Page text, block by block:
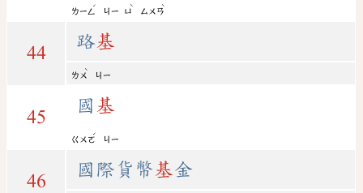
ㄌㄧㄥ
ˊ
ㄐㄧ ㄩ
ˋ
ㄙㄨㄢ
ˋ
44
路基
ㄌㄨ
ˋ
ㄐㄧ
45
國 基
ㄍㄨㄛ
ˊ
ㄐㄧ
46
國際貨幣 基金